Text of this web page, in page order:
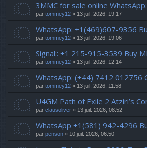
3MMC for sale online
par tommey12 » 13 juil. 2026, 19:17
WhatsApp: +1(469)607-9356
par tommey12 » 13 juil. 2026, 19:06
Signal:: +1 215-915-3539 Buy
par tommey12 » 13 juil. 2026, 12:14
WhatsApp: (+44) 7412 012756
par tommey12 » 13 juil. 2026, 11:58
U4GM Path of Exile 2 Atziri’s
par clausoliver » 13 juil. 2026, 08:52
WhatsApp +1(581) 942-4296
par penson » 10 juil. 2026, 06:50